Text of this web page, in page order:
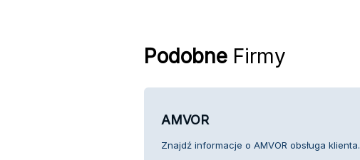
PodobneFirmy
AMVOR
Znajdź informacje o AMVOR obsługa klienta.